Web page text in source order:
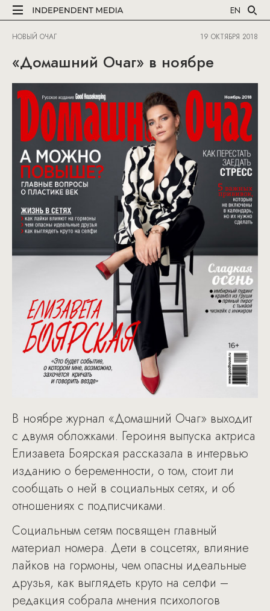
EN
НОВЫЙ ОЧАГ 19 ОКТЯБРЯ 2018
«Домашний Очаг» в ноябре
В ноябре журнал «Домашний Очаг» выходит
с двумя обложками. Героиня выпуска актриса
Елизавета Боярская рассказала в интервью
изданию о беременности, о том, стоит ли
сообщать о ней в социальных сетях, и об
отношениях с подписчиками.
Социальным сетям посвящен главный
материал номера. Дети в соцсетях, влияние
лайков на гормоны, чем опасны идеальные
друзья, как выглядеть круто на селфи –
редакция собрала мнения психологов